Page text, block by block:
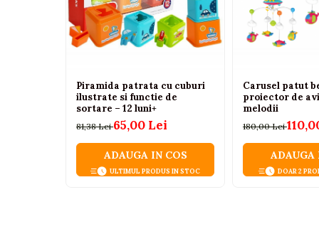
Bebe la masa
Accesorii pentru hranire
Seturi de hranire
Cani, pahare si accesorii
Suzete si accesorii
Piramida patrata cu cuburi
ilustrate si functie de
sortare – 12 luni+
81,38 Lei65,00 Lei
ADAUGA IN COS
ULTIMUL PRODUS IN STOC
Carusel patut
proiector de
melodii
180,00 Lei
ADAUGA
DOAR 2